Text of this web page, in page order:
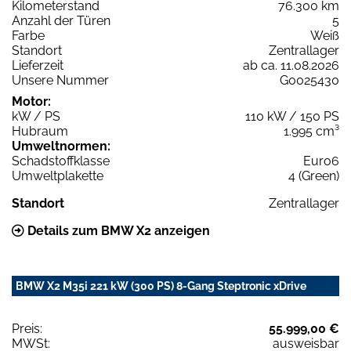
Kilometerstand
76.300 km
Anzahl der Türen
5
Farbe
Weiß
Standort
Zentrallager
Lieferzeit
ab ca. 11.08.2026
Unsere Nummer
G0025430
Motor:
kW / PS
110 kW / 150 PS
Hubraum
1.995 cm³
Umweltnormen:
Schadstoffklasse
Euro6
Umweltplakette
4 (Green)
Standort
Zentrallager
Details zum BMW X2 anzeigen
BMW X2 M35i 221 kW (300 PS) 8-Gang Steptronic xDrive
Preis:
55.999,00 €
MWSt:
ausweisbar